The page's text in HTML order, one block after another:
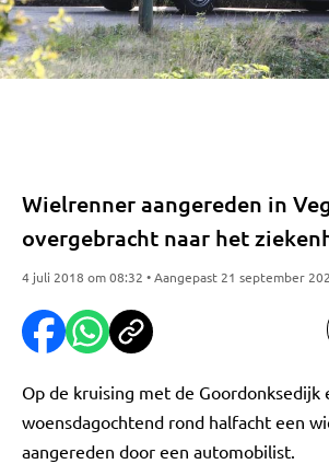
Wielrenner aangereden in
overgebracht naar het
4 juli 2018 om 08:32 • Aangepast 21 september
Op de kruising met de Goordonksedijk
woensdagochtend rond halfacht een
aangereden door een automobilist.